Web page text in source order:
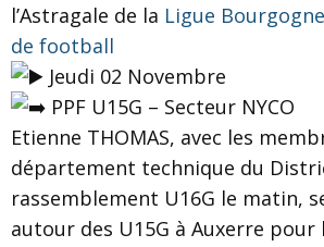
l’Astragale de la Ligue
de football
Jeudi 02 Novembre
PPF U15G – Secteur NYCO
Etienne THOMAS, avec les
département technique du
rassemblement U16G le matin,
autour des U15G à Auxerre